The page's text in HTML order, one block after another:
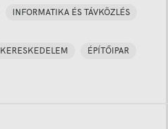
INFORMATIKA ÉS TÁVKÖZLÉS
KERESKEDELEM ÉPÍTŐIPAR